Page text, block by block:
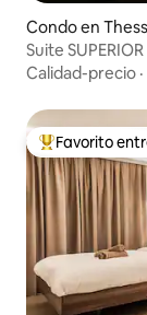
Condo en
Suite
Calidad-precio ·
Favorito entre
Favorito